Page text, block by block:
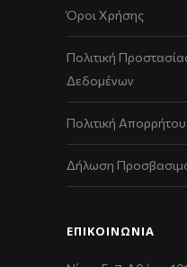
Όροι Χρήσης
Πολιτική
Δεδομένων
Πολιτική
Δήλωση
ΕΠΙΚΟΙΝΩΝΊΑ